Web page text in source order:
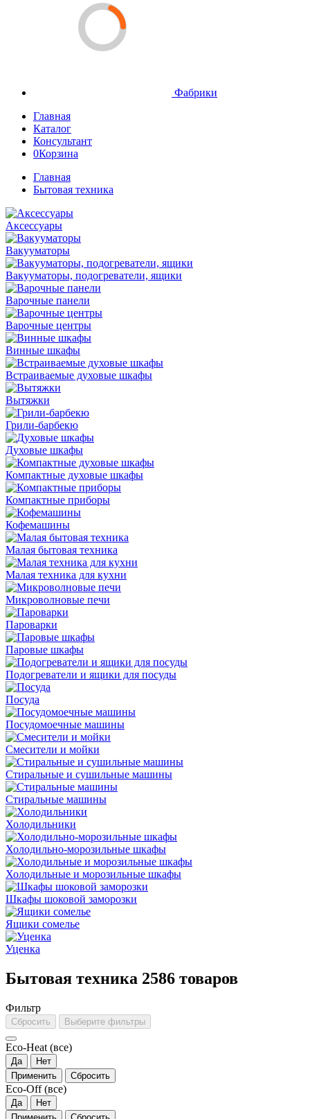
Фабрики
Главная
Каталог
Консультант
0Корзина
Главная
Бытовая техника
Аксессуары
Вакууматоры
Вакууматоры, подогреватели, ящики
Варочные панели
Варочные центры
Винные шкафы
Встраиваемые духовые шкафы
Вытяжки
Грили-барбекю
Духовые шкафы
Компактные духовые шкафы
Компактные приборы
Кофемашины
Малая бытовая техника
Малая техника для кухни
Микроволновые печи
Пароварки
Паровые шкафы
Подогреватели и ящики для посуды
Посуда
Посудомоечные машины
Смесители и мойки
Стиральные и сушильные машины
Стиральные машины
Холодильники
Холодильно-морозильные шкафы
Холодильные и морозильные шкафы
Шкафы шоковой заморозки
Ящики сомелье
Уценка
Бытовая техника 2586 товаров
Фильтр
Сбросить Выберите фильтры
Eco-Heat (все)
Да
Нет
Применить
Сбросить
Eco-Off(все)
Да
Нет